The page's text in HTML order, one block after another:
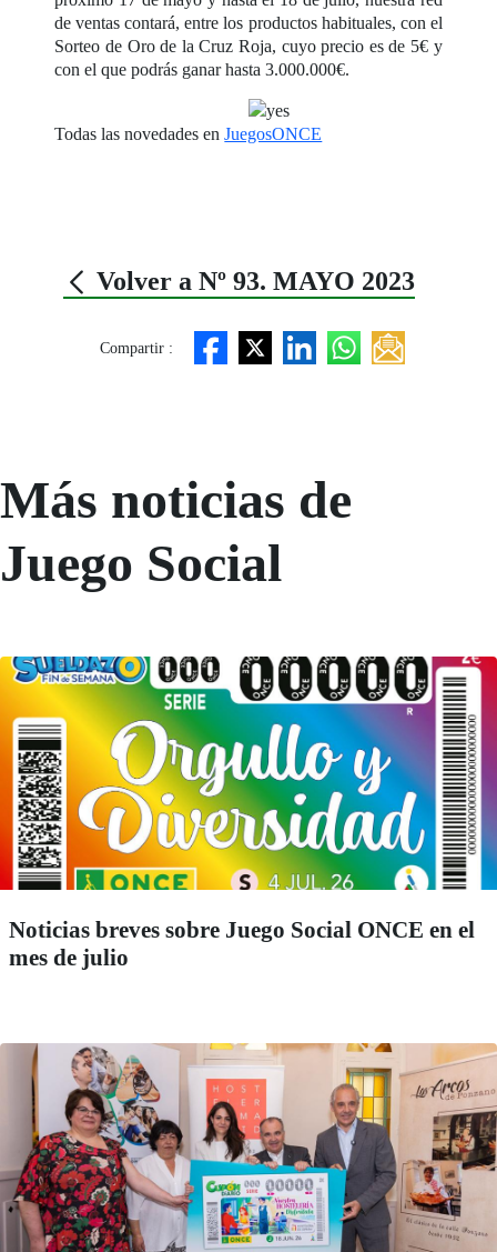
de ventas contará, entre los productos habituales, con el
Sorteo de Oro de la Cruz Roja, cuyo precio es de 5€ y
con el que podrás ganar hasta 3.000.000€.
Todas las novedades enJuegosONCE
Volver a Nº 93. MAYO 2023
Compartir :
Más noticias de
Juego Social
Noticias breves sobre Juego Social ONCE en el
mes de julio